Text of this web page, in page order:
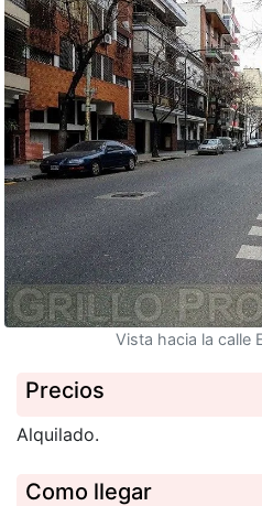
Vista hacia la calle
Precios
Alquilado.
Como llegar